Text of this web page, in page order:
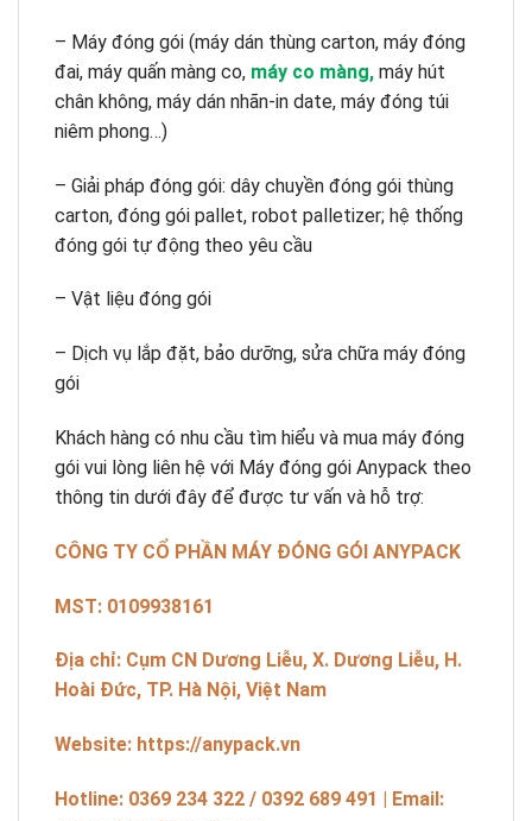
– Máy đóng gói (máy dán thùng carton, máy đóng
đai, máy quấn màng co, máy co màng, máy hút
chân không, máy dán nhãn-in date, máy đóng túi
niêm phong…)
– Giải pháp đóng gói: dây chuyền đóng gói thùng
carton, đóng gói pallet, robot palletizer; hệ thống
đóng gói tự động theo yêu cầu
– Vật liệu đóng gói
– Dịch vụ lắp đặt, bảo dưỡng, sửa chữa máy đóng
gói
Khách hàng có nhu cầu tìm hiểu và mua máy đóng
gói vui lòng liên hệ với Máy đóng gói Anypack theo
thông tin dưới đây để được tư vấn và hỗ trợ:
CÔNG TY CỔ PHẦN MÁY ĐÓNG GÓI ANYPACK
MST: 0109938161
Địa chỉ: Cụm CN Dương Liễu, X. Dương Liễu, H.
Hoài Đức, TP. Hà Nội, Việt Nam
Website: https://anypack.vn
Hotline: 0369 234 322 / 0392 689 491 | Email: